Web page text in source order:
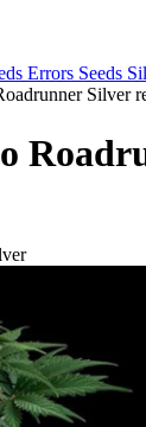
Errors Seeds
Silver